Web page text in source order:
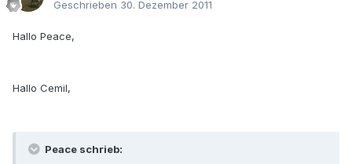
Geschrieben 30. Dezember 2011
Hallo Peace,
Hallo Cemil,
Peace schrieb: